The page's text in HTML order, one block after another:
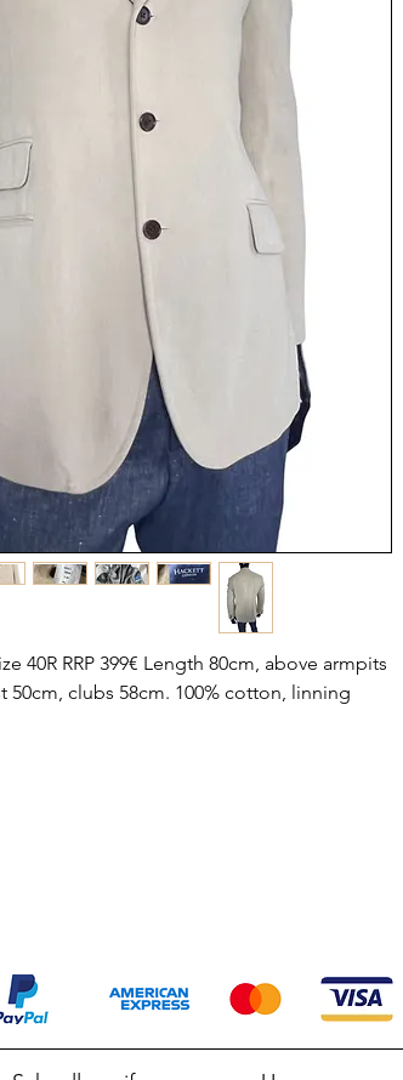
40R RRP 399€ Length 80cm, above armpits
50cm, clubs 58cm. 100% cotton, linning